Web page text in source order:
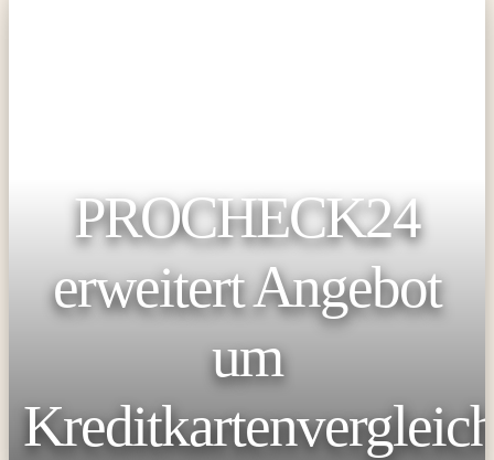
PROCHECK24
erweitert Angebot
um